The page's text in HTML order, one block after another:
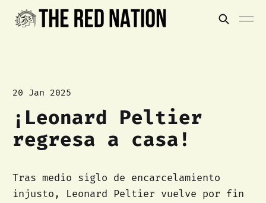
20 Jan 2025
¡Leonard Peltier
regresa a casa!
Tras medio siglo de encarcelamiento
injusto, Leonard Peltier vuelve por fin